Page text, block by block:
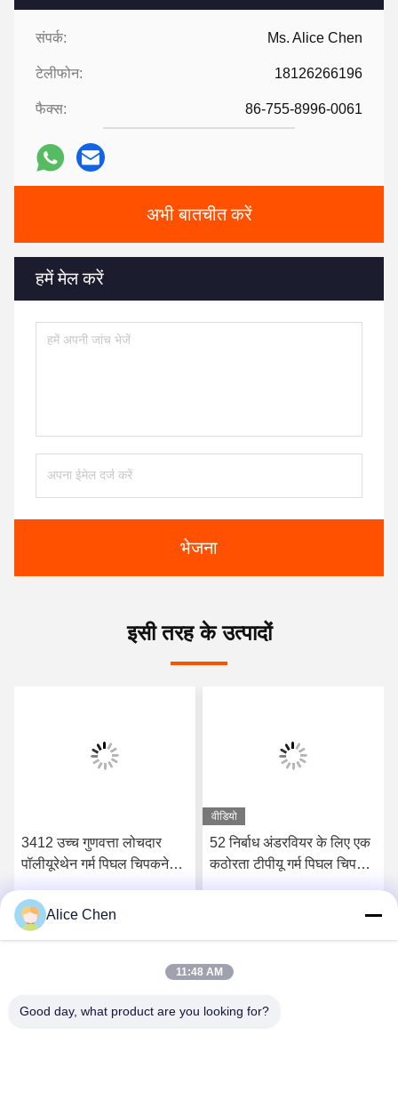
संपर्क: Ms. Alice Chen
टेलीफोन: 18126266196
फैक्स: 86-755-8996-0061
अभी बातचीत करें
हमें मेल करें
भेजना
इसी तरह के उत्पादों
3412 उच्च गुणवत्ता लोचदार
पॉलीयूरेथेन गर्म पिघल चिपकने
वीडियो
52 निर्बाध अंडरवियर के लिए एक
कठोरता टीपीयू गर्म पिघल चिपकने
Alice Chen
11:48 AM
Good day, what product are you looking for?